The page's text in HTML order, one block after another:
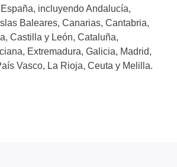
incluyendo Andalucía,
Baleares, Canarias, Cantabria,
Castilla y León, Cataluña,
Extremadura, Galicia, Madrid,
Vasco, La Rioja, Ceuta y Melilla.